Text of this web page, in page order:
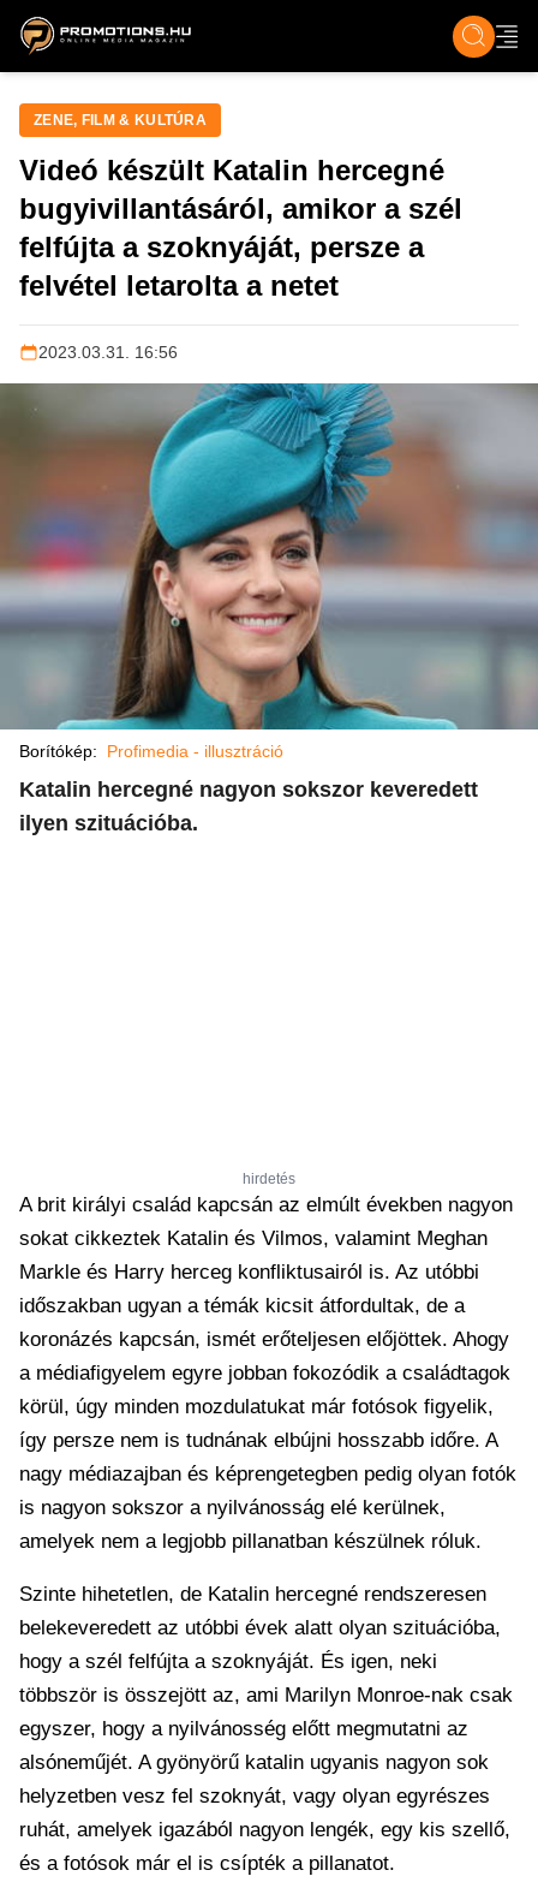
ZENE, FILM & KULT ÉLET TECH &
ZENE, FILM & KULTÚRA
Videó készült Katalin hercegné
bugyivillantásáról, amikor a szél
felfújta a szoknyáját, persze a
felvétel letarolta a netet
2023.03.31. 16:56
Borítókép: Profimedia - illusztráció
Katalin hercegné nagyon sokszor keveredett
ilyen szituációba.
hirdetés
A brit királyi család kapcsán az elmúlt években nagyon
sokat cikkeztek Katalin és Vilmos, valamint Meghan
Markle és Harry herceg konfliktusairól is. Az utóbbi
időszakban ugyan a témák kicsit átfordultak, de a
koronázés kapcsán, ismét erőteljesen előjöttek. Ahogy
a médiafigyelem egyre jobban fokozódik a családtagok
körül, úgy minden mozdulatukat már fotósok figyelik,
így persze nem is tudnának elbújni hosszabb időre. A
nagy médiazajban és képrengetegben pedig olyan fotók
is nagyon sokszor a nyilvánosság elé kerülnek,
amelyek nem a legjobb pillanatban készülnek róluk.
Szinte hihetetlen, de Katalin hercegné rendszeresen
belekeveredett az utóbbi évek alatt olyan szituációba,
hogy a szél felfújta a szoknyáját. És igen, neki
többször is összejött az, ami Marilyn Monroe-nak csak
egyszer, hogy a nyilvánosség előtt megmutatni az
alsóneműjét. A gyönyörű katalin ugyanis nagyon sok
helyzetben vesz fel szoknyát, vagy olyan egyrészes
ruhát, amelyek igazából nagyon lengék, egy kis szellő,
és a fotósok már el is csípték a pillanatot.